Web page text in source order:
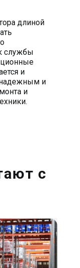
длиной
службы
и
надежным и
и
с